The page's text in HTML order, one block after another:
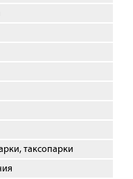
таксопарки